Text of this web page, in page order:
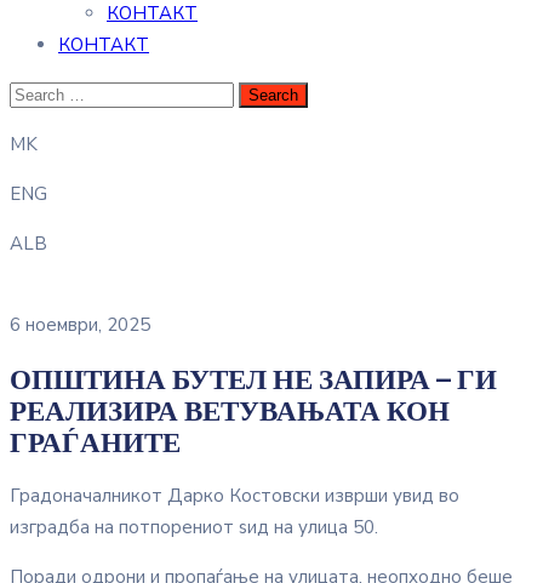
КОНТАКТ
КОНТАКТ
MK
ENG
ALB
6 ноември, 2025
ОПШТИНА БУТЕЛ НЕ ЗАПИРА – ГИ
РЕАЛИЗИРА ВЕТУВАЊАТА КОН
ГРАЃАНИТЕ
Градоначалникот Дарко Костовски изврши увид во
изградба на потпорениот ѕид на улица 50.
Поради одрони и пропаѓање на улицата, неопходно беше